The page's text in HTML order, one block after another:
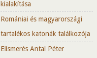
kialakítása
Romániai és magyarországi
tartalékos katonák találkozója
Elismerés Antal Péter